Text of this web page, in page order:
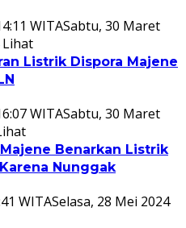
WITASabtu, 30 Maret
Lihat
Listrik Dispora Majene
WITASabtu, 30 Maret
Benarkan Listrik
Nunggak
WITASelasa, 28 Mei 2024